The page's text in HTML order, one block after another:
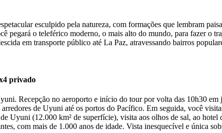
esculpido pela natureza, com formações que lembram
pegará o teleférico moderno, o mais alto do mundo, para fazer o
em transporte público até La Paz, atravessando bairros
privado
Recepção no aeroporto e início do tour por volta das 10h30
de Uyuni até os portos do Pacífico. Em seguida, você
Uyuni (12.000 km² de superfície), visita aos olhos de sal, ao
com mais de 1.000 anos de idade. Vista inesquecível e única